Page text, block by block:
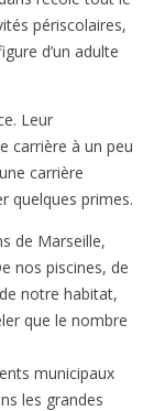
périscolaires,
d’un adulte
Leur
carrière à un peu
carrière
quelques primes.
de Marseille,
nos piscines, de
notre habitat,
que le nombre
municipaux
les grandes